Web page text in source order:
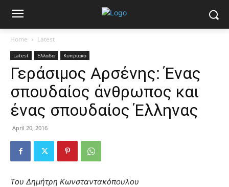
Home Latest
Latest Ελλαδα Κυπριακο
Γεράσιμος Αρσένης: Ένας
σπουδαίος άνθρωπος και
ένας σπουδαίος Έλληνας
April 20, 2016
Του Δημήτρη Κωνσταντακόπουλου